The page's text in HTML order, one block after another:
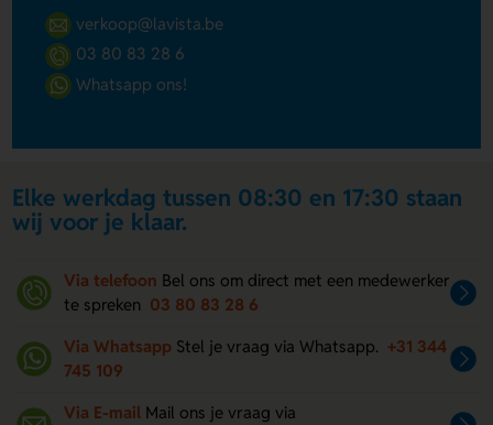
verkoop@lavista.be
03 80 83 28 6
Whatsapp ons!
Elke werkdag tussen 08:30 en 17:30 staan
wij voor je klaar.
Via telefoon Bel ons om direct met een medewerker
te spreken 03 80 83 28 6
Via Whatsapp Stel je vraag via Whatsapp. +31 344
745 109
Via E-mail Mail ons je vraag via